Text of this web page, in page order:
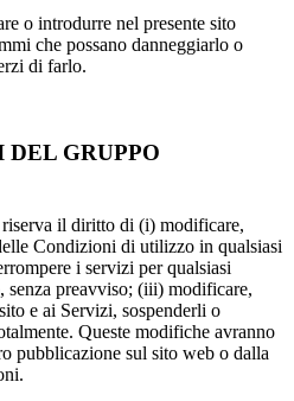
o introdurre nel presente sito
che possano danneggiarlo o
di farlo.
GRUPPO
il diritto di (i) modificare,
Condizioni di utilizzo in qualsiasi
i servizi per qualsiasi
senza preavviso; (iii) modificare,
e ai Servizi, sospenderli o
Queste modifiche avranno
pubblicazione sul sito web o dalla